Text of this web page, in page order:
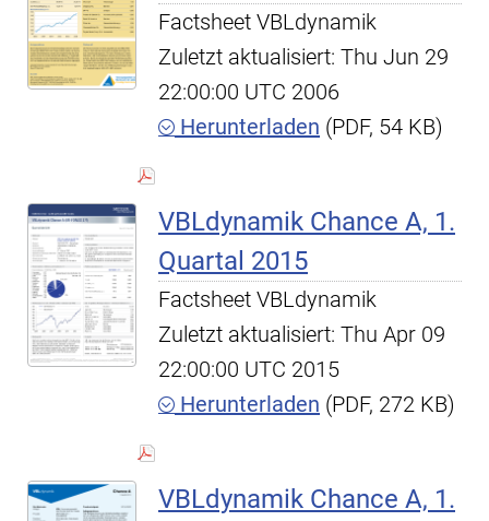
Factsheet VBLdynamik
Zuletzt aktualisiert: Thu Jun 29
22:00:00 UTC 2006
Herunterladen (PDF, 54 KB)
VBLdynamik Chance A, 1.
Quartal 2015
Factsheet VBLdynamik
Zuletzt aktualisiert: Thu Apr 09
22:00:00 UTC 2015
Herunterladen (PDF, 272 KB)
VBLdynamik Chance A, 1.